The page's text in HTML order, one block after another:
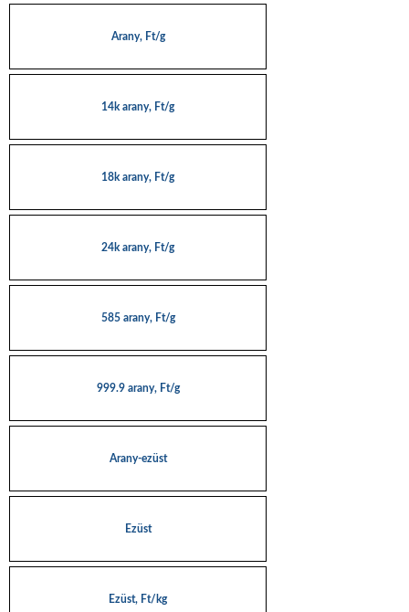
Arany, Ft/g
14k arany, Ft/g
18k arany, Ft/g
24k arany, Ft/g
585 arany, Ft/g
999.9 arany, Ft/g
Arany-ezüst
Ezüst
Ezüst, Ft/kg